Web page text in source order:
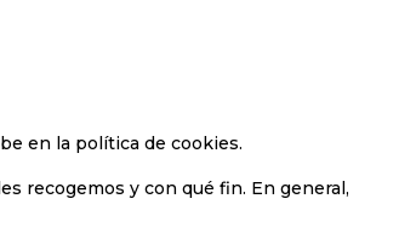
en la política de cookies.
recogemos y con qué fin. En general,